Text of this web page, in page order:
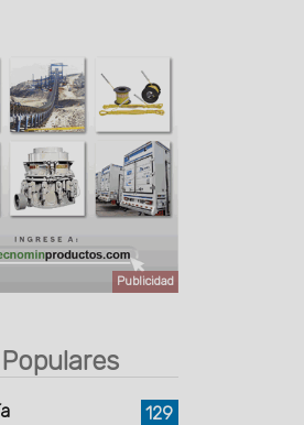
Publicidad
129